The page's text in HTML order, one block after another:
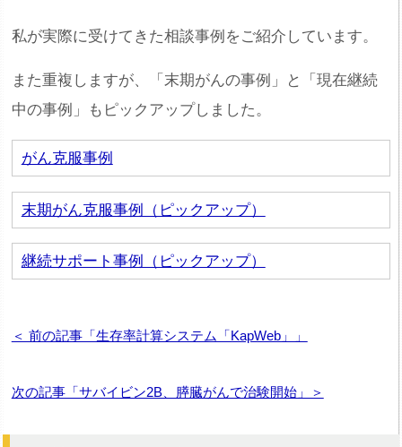
私が実際に受けてきた相談事例をご紹介しています。
また重複しますが、「末期がんの事例」と「現在継続
中の事例」もピックアップしました。
がん克服事例
末期がん克服事例（ピックアップ）
継続サポート事例（ピックアップ）
＜ 前の記事「生存率計算システム「KapWeb」」
次の記事「サバイビン2B、膵臓がんで治験開始」＞